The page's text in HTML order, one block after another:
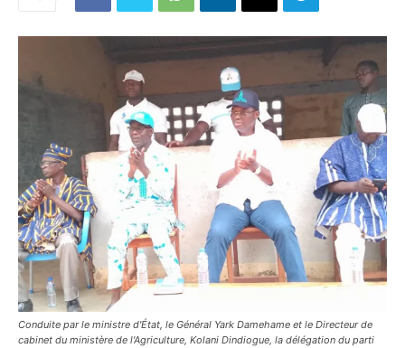
Conduite par le ministre d'État, le Général Yark Damehame et le Directeur de
cabinet du ministère de l'Agriculture, Kolani Dindiogue, la délégation du parti